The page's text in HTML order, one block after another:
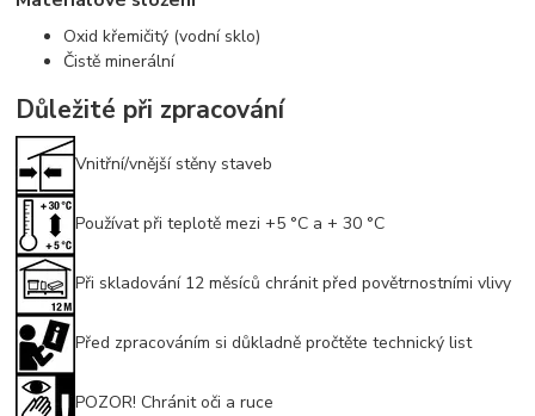
Oxid křemičitý (vodní sklo)
Čistě minerální
Důležité při zpracování
Vnitřní/vnější stěny staveb
Používat při teplotě mezi +5 °C a + 30 °C
Při skladování 12 měsíců chránit před povětrnostními vlivy
Před zpracováním si důkladně pročtěte technický list
POZOR! Chránit oči a ruce